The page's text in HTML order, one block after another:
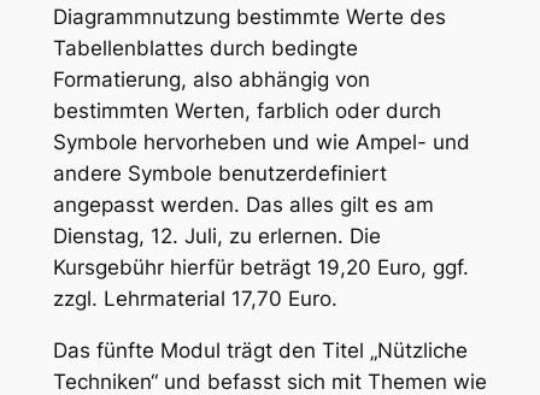
Diagrammnutzung bestimmte Werte des
Tabellenblattes durch bedingte
Formatierung, also abhängig von
bestimmten Werten, farblich oder durch
Symbole hervorheben und wie Ampel- und
andere Symbole benutzerdefiniert
angepasst werden. Das alles gilt es am
Dienstag, 12. Juli, zu erlernen. Die
Kursgebühr hierfür beträgt 19,20 Euro, ggf.
zzgl. Lehrmaterial 17,70 Euro.
Das fünfte Modul trägt den Titel „Nützliche
Techniken“ und befasst sich mit Themen wie